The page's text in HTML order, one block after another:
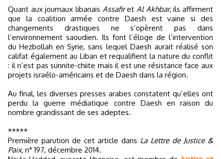
Quant aux journaux libanais AssafiretAl Akhbar, ils affirment
que la coalition armée contre Daesh est vaine si des
changements drastiques ne s’opèrent pas dans
l’environnement saoudien. Ils font l’éloge de l’intervention
du Hezbollah en Syrie, sans lequel Daesh aurait réalisé son
califat également au Liban et requalifient la nature du conflit
: il n’est pas sunnite-chiite mais il est une résistance face aux
projets israélo-américains et de Daesh dans la région.
Au final, les diverses presses arabes constatent qu’elles ont
perdu la guerre médiatique contre Daesh en raison du
nombre grandissant de ses adeptes.
*****
Première parution de cet article dans La Lettre de Justice &
Paix, n° 197, décembre 2014.